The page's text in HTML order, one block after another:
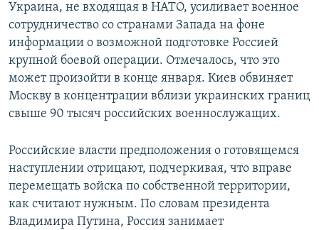
Украина, не входящая в НАТО, усиливает военное
сотрудничество со странами Запада на фоне
информации о возможной подготовке Россией
крупной боевой операции. Отмечалось, что это
может произойти в конце января. Киев обвиняет
Москву в концентрации вблизи украинских границ
свыше 90 тысяч российских военнослужащих.
Российские власти предположения о готовящемся
наступлении отрицают, подчеркивая, что вправе
перемещать войска по собственной территории,
как считают нужным. По словам президента
Владимира Путина, Россия занимает